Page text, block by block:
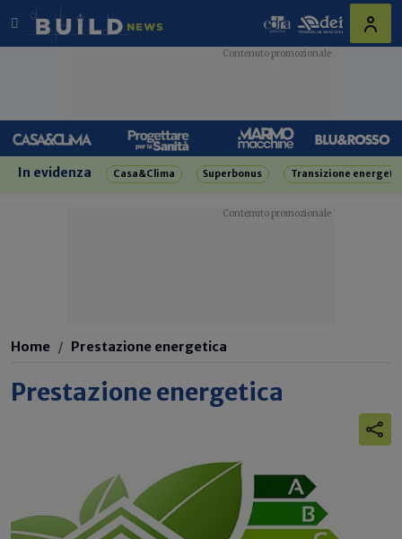
In evidenza Casa&Clima Superbonus Transizione
Home Prestazione energetica
Prestazione energetica